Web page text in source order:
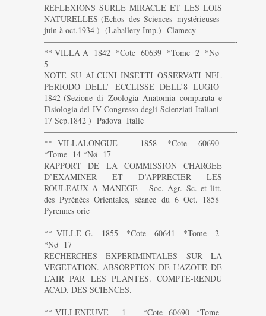
REFLEXIONS SURLE MIRACLE ET LES LOIS
NATURELLES-(Echos des Sciences mystérieuses-
juin à oct.1934 )- (Laballery Imp.) Clamecy
———————————————————————-
** VILLA A 1842 *Cote 60639 *Tome 2 *Nø
5
NOTE SU ALCUNI INSETTI OSSERVATI NEL
PERIODO DELL’ ECCLISSE DELL’8 LUGIO
1842-(Sezione di Zoologia Anatomia comparata e
Fisiologia del IV Congresso degli Scienziati Italiani-
17 Sep.1842 ) Padova Italie
———————————————————————-
** VILLALONGUE 1858 *Cote 60690
*Tome 14 *Nø 17
RAPPORT DE LA COMMISSION CHARGEE
D’EXAMINER ET D’APPRECIER LES
ROULEAUX A MANEGE – Soc. Agr. Sc. et litt.
des Pyrénées Orientales, séance du 6 Oct. 1858
Pyrennes orie
———————————————————————-
** VILLE G. 1855 *Cote 60641 *Tome 2
*Nø 17
RECHERCHES EXPERIMINTALES SUR LA
VEGETATION. ABSORPTION DE L’AZOTE DE
L’AIR PAR LES PLANTES. COMPTE-RENDU
ACAD. DES SCIENCES.
———————————————————————-
** VILLENEUVE 1 *Cote 60690 *Tome